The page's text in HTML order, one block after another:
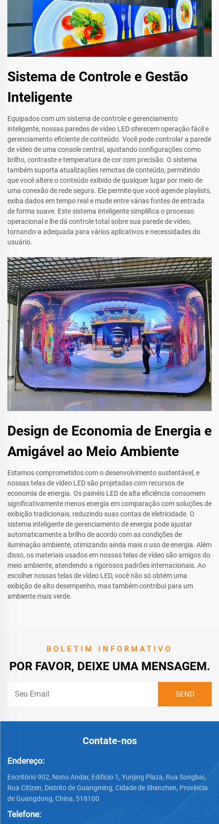
Sistema de Controle e Gestão
Inteligente
Equipados com um sistema de controle e gerenciamento
inteligente, nossas paredes de vídeo LED oferecem operação fácil e
gerenciamento eficiente de conteúdo. Você pode controlar a parede
de vídeo de uma console central, ajustando configurações como
brilho, contraste e temperatura de cor com precisão. O sistema
também suporta atualizações remotas de conteúdo, permitindo
que você altere o conteúdo exibido de qualquer lugar por meio de
uma conexão de rede segura. Ele permite que você agende playlists,
exiba dados em tempo real e mude entre várias fontes de entrada
de forma suave. Este sistema inteligente simplifica o processo
operacional e lhe dá controle total sobre sua parede de vídeo,
tornando-a adequada para vários aplicativos e necessidades do
usuário.
Design de Economia de Energia e
Amigável ao Meio Ambiente
Estamos comprometidos com o desenvolvimento sustentável, e
nossas telas de vídeo LED são projetadas com recursos de
economia de energia. Os painéis LED de alta eficiência consomem
significativamente menos energia em comparação com soluções de
exibição tradicionais, reduzindo suas contas de eletricidade. O
sistema inteligente de gerenciamento de energia pode ajustar
automaticamente a brilho de acordo com as condições de
iluminação ambiente, otimizando ainda mais o uso de energia. Além
disso, os materiais usados em nossas telas de vídeo são amigos do
meio ambiente, atendendo a rigorosos padrões internacionais. Ao
escolher nossas telas de vídeo LED, você não só obtém uma
exibição de alto desempenho, mas também contribui para um
ambiente mais verde.
BOLETIM INFORMATIVO
POR FAVOR, DEIXE UMA MENSAGEM.
Contate-nos
Endereço:
Escritório 902, Nono Andar, Edifício 1, Yunjing Plaza, Rua Songbai,
Rua Citizen, Distrito de Guangming, Cidade de Shenzhen, Província
de Guangdong, China, 518100
Telefone: